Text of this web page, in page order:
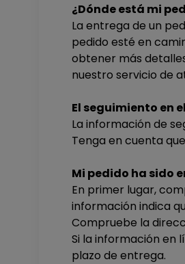
¿Dónde está mi
La entrega de un
pedido esté en
obtener más
nuestro servicio de
El seguimiento en
La información de
Tenga en cuenta
Mi pedido ha sido
En primer lugar,
información indica
Compruebe la
Si la información en
plazo de entrega.